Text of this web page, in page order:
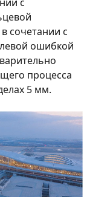
сочетании с
ошибкой
процесса
5 мм.